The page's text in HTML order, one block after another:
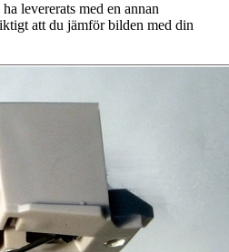
levererats med en annan
att du jämför bilden med din